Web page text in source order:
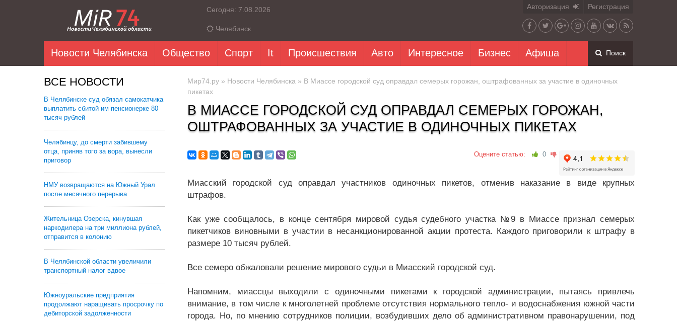
Сегодня: 7.08.2026
Челябинск
Авторизация Регистрация
Новости Челябинска Общество Спорт It Происшествия Авто Интересное Бизнес Афиша Поиск
ВСЕ НОВОСТИ
В Челябинске суд обязал самокатчика
выплатить сбитой им пенсионерке 80
тысяч рублей
Челябинцу, до смерти забившему
отца, приняв того за вора, вынесли
приговор
НМУ возвращаются на Южный Урал
после месячного перерыва
Жительница Озерска, кинувшая
наркодилера на три миллиона рублей,
отправится в колонию
В Челябинской области увеличили
транспортный налог вдвое
Южноуральские предприятия
продолжают наращивать просрочку по
дебиторской задолженности
Мир74.ру » Новости Челябинска » В Миассе городской суд оправдал семерых горожан, оштрафованных за участие в одиночных
пикетах
В МИАССЕ ГОРОДСКОЙ СУД ОПРАВДАЛ СЕМЕРЫХ ГОРОЖАН,
ОШТРАФОВАННЫХ ЗА УЧАСТИЕ В ОДИНОЧНЫХ ПИКЕТАХ
Оцените статью: 0
Миасский городской суд оправдал участников одиночных пикетов, отменив наказание в виде крупных
штрафов.
Как уже сообщалось, в конце сентября мировой судья судебного участка №9 в Миассе признал семерых
пикетчиков виновными в участии в несанкционированной акции протеста. Каждого приговорили к штрафу в
размере 10 тысяч рублей.
Все семеро обжаловали решение мирового судьи в Миасский городской суд.
Напомним, миассцы выходили с одиночными пикетами к городской администрации, пытаясь привлечь
внимание, в том числе к многолетней проблеме отсутствия нормального тепло- и водоснабжения южной части
города. Но, по мнению сотрудников полиции, возбудивших дело об административном правонарушении, под